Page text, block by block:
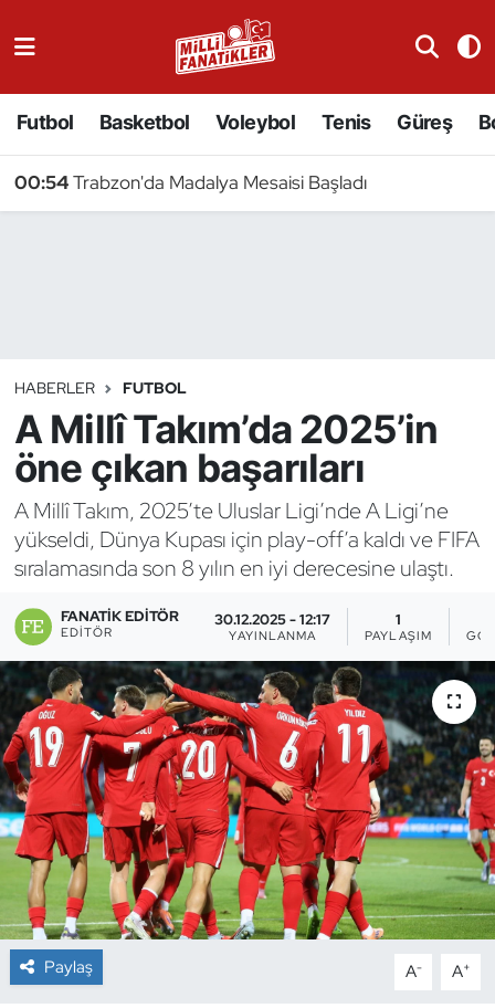
Futbol Basketbol Voleybol Tenis Güreş
00:54Trabzon'da Madalya Mesaisi Başladı
HABERLER FUTBOL
A Millî Takım’da 2025’in
öne çıkan başarıları
A Millî Takım, 2025’te Uluslar Ligi’nde A Ligi’ne
yükseldi, Dünya Kupası için play-off’a kaldı ve FIFA
sıralamasında son 8 yılın en iyi derecesine ulaştı.
FANATIK EDITÖR
EDITÖR
30.12.2025 - 12:17
YAYINLANMA
1
PAYLAŞIM
Paylaş A- A+
Badminton
Binicilik
Bisiklet
Bocce Bowling Dart
Buz Hokeyi
Buz Pateni
Çim Hokeyi
Cimnastik
Curling
Dağcılık